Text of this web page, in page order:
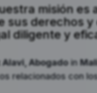
misión es
sus derechos
diligente y
Alavi, Abogadoin
relacionados con